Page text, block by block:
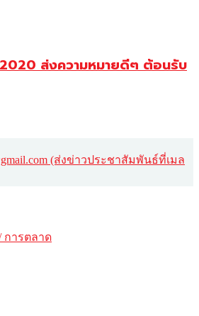
ส่งความหมายดีๆ ต้อนรับ
(ส่งข่าวประชาสัมพันธ์ที่เมล
การตลาด